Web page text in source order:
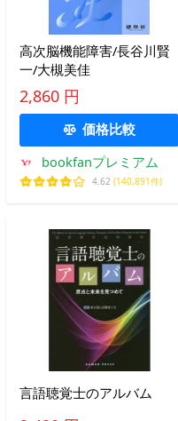
高次脳機能障害/長谷川賢
一/大槻美佳
2,860 円
価格比較
bookfanプレミアム
4.62 (140,891件)
言語聴覚士のアルバム